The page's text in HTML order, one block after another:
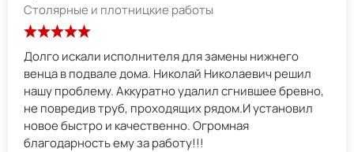
Столярные и плотницкие работы
Долго искали исполнителя для замены нижнего
венца в подвале дома. Николай Николаевич решил
нашу проблему. Аккуратно удалил сгнившее бревно,
не повредив труб, проходящих рядом.И установил
новое быстро и качественно. Огромная
благодарность ему за работу!!!